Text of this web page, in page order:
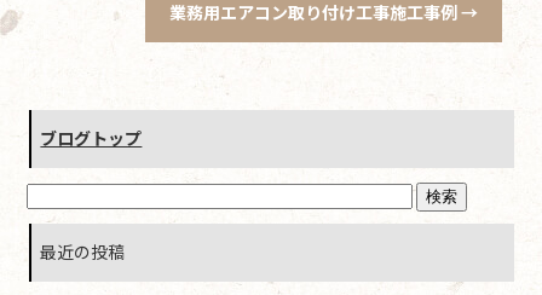
業務用エアコン取り付け工事施工事例→
ブログトップ
最近の投稿